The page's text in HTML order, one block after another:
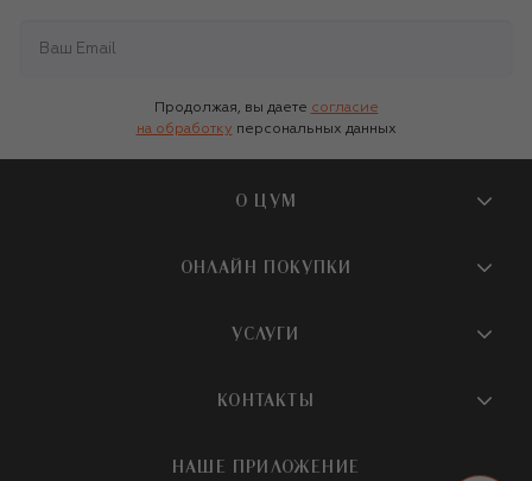
Продолжая, вы даете согласие
на обработку персональных данных
О ЦУМ
О магазине
Бутики и ПВЗ ЦУМ
Карьера
ОНЛАЙН ПОКУПКИ
Доставка
УСЛУГИ
Подарочная карта
КОНТАКТЫ
НАШЕ ПРИЛОЖЕНИЕ